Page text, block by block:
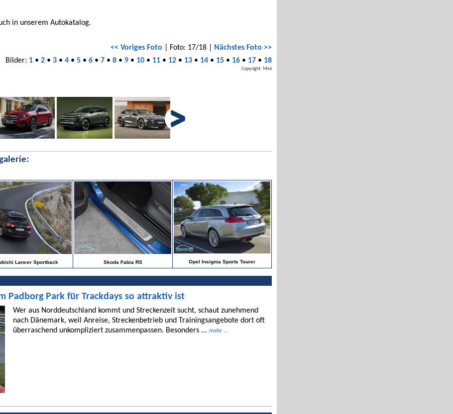
in unserem Autokatalog.
<< Voriges Foto | Foto: 17/18 |
Nächstes Foto >>
Bilder: 1 • 2 • 3 • 4 • 5 • 6 • 7 • 8 • 9 • 10 • 11 • 12 • 13 • 14 • 15 • 16 • 17 • 18
Copyright: Mini
Lancer Sportback Skoda Fabia RS Opel Insignia Sports Tourer
Padborg Park für Trackdays so attraktiv ist
Wer aus Norddeutschland kommt und Streckenzeit sucht, schaut zunehmend
nach Dänemark, weil Anreise, Streckenbetrieb und Trainingsangebote dort oft
überraschend unkompliziert zusammenpassen. Besonders ... mehr ...